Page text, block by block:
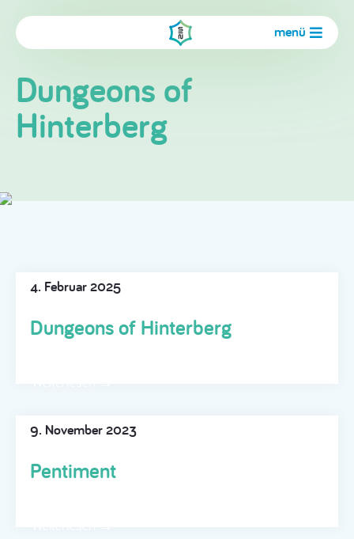
menü
Dungeons of
Hinterberg
4. Februar 2025
Dungeons of Hinterberg
9. November 2023
Pentiment